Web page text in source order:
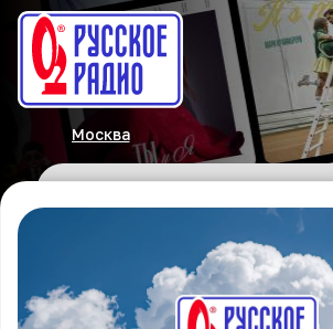
Москва